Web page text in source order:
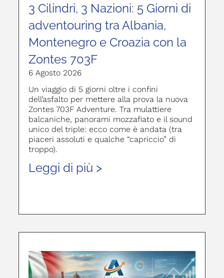
3 Cilindri, 3 Nazioni: 5 Giorni di
adventouring tra Albania,
Montenegro e Croazia con la
Zontes 703F
6 Agosto 2026
Un viaggio di 5 giorni oltre i confini
dell’asfalto per mettere alla prova la nuova
Zontes 703F Adventure. Tra mulattiere
balcaniche, panorami mozzafiato e il sound
unico del triple: ecco come è andata (tra
piaceri assoluti e qualche “capriccio” di
troppo).
Leggi di più >